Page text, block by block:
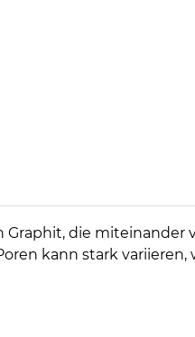
Graphit, die miteinander
kann stark variieren,